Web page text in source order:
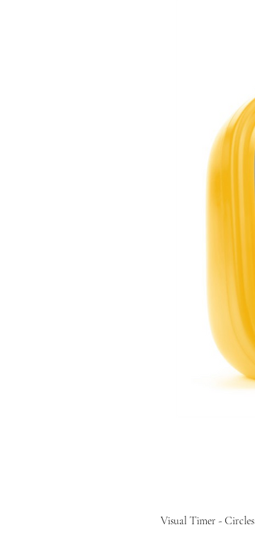
Visual Timer - Circles